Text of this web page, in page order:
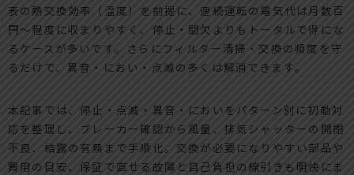
表の熱交換効率（温度）を前提に、連続運転の電気代は月数百
円～程度に収まりやすく、停止・間欠よりもトータルで得にな
るケースが多いです。さらにフィルター清掃・交換の頻度を守
るだけで、異音・におい・点滅の多くは解消できます。
本記事では、停止・点滅・異音・においをパターン別に初動対
応を整理し、ブレーカー確認から風量、排気シャッターの開閉
不良、結露の有無まで手順化。交換が必要になりやすい部品や
費用の目安、保証で直せる故障と自己負担の線引きも明快にま